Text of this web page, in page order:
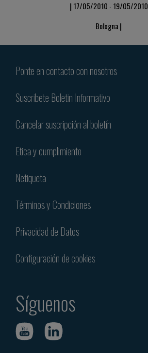
| 17/05/2010 - 19/05/2010
Bologna |
Ponte en contacto con nosotros
Suscribete Boletin Informativo
Cancelar suscripción al boletín
Etica y cumplimiento
Netiqueta
Términos y Condiciones
Privacidad de Datos
Configuración de cookies
Síguenos